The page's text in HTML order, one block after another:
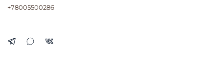
+78005500286